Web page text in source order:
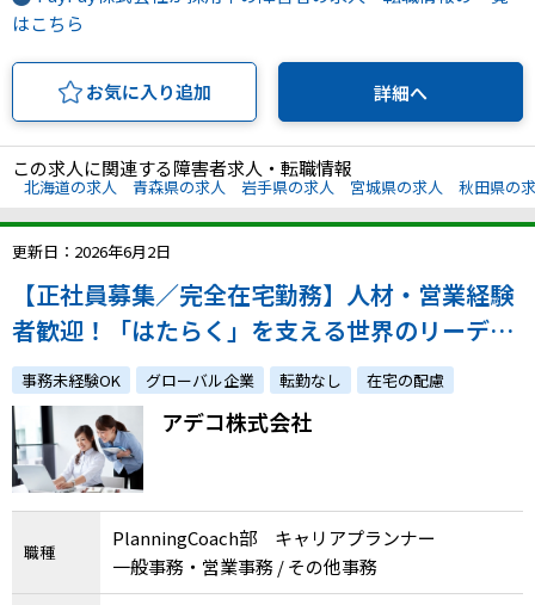
はこちら
お気に入り追加 詳細へ
この求人に関連する障害者求人・転職情報
北海道の求人 青森県の求人 岩手県の求人 宮城県の求人 秋田県の
更新日：2026年6月2日
【正社員募集／完全在宅勤務】人材・営業経験
者歓迎！「はたらく」を支える世界のリーディ
ングカンパニーでスキルを活かして長期就業で
きます◎
事務未経験OK グローバル企業 転勤なし 在宅の配慮
アデコ株式会社
職種
PlanningCoach部 キャリアプランナー
一般事務・営業事務 / その他事務